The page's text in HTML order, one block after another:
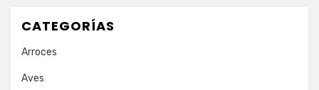
CATEGORÍAS
Arroces
Aves